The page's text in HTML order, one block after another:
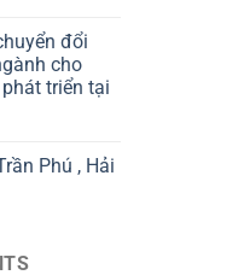
đổi
cho
triển tại
Phú , Hải